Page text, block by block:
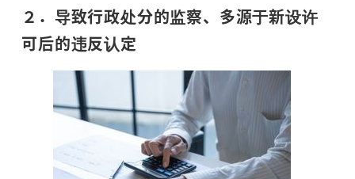
２．导致行政处分的监察、多源于新设许
可后的违反认定